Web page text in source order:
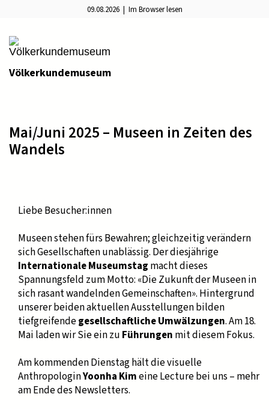
09.08.2026 | Im Browser lesen
Völkerkundemuseum
Mai/Juni 2025 – Museen in Zeiten des
Wandels
Liebe Besucher:innen
Museen stehen fürs Bewahren; gleichzeitig verändern
sich Gesellschaften unablässig. Der diesjährige
Internationale Museumstag macht dieses
Spannungsfeld zum Motto: «Die Zukunft der Museen in
sich rasant wandelnden Gemeinschaften». Hintergrund
unserer beiden aktuellen Ausstellungen bilden
tiefgreifendegesellschaftliche Umwälzungen. Am 18.
Mai laden wir Sie ein zu Führungen mit diesem Fokus.
Am kommenden Dienstag hält die visuelle
AnthropologinYoonha Kimeine Lecture bei uns – mehr
am Ende des Newsletters.